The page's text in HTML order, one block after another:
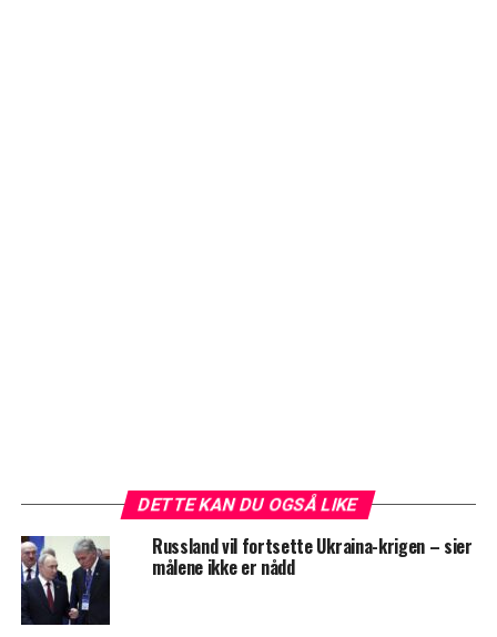
DETTE KAN DU OGSÅ LIKE
Russland vil fortsette Ukraina-krigen – sier
målene ikke er nådd